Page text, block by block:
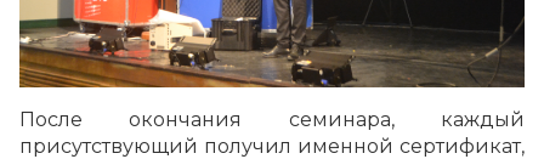
После окончания семинара, каждый
присутствующий получил именной сертификат,